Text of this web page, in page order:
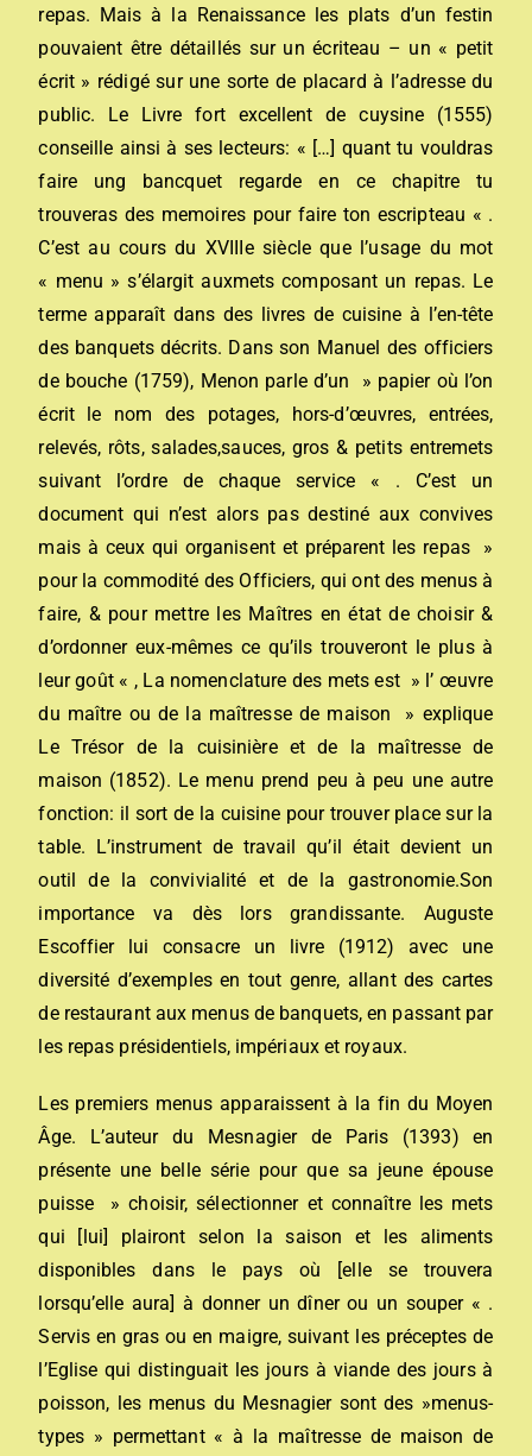
repas. Mais à la Renaissance les plats d’un festin
pouvaient être détaillés sur un écriteau – un « petit
écrit » rédigé sur une sorte de placard à l’adresse du
public. Le Livre fort excellent de cuysine (1555)
conseille ainsi à ses lecteurs: « […] quant tu vouldras
faire ung bancquet regarde en ce chapitre tu
trouveras des memoires pour faire ton escripteau « .
C’est au cours du XVIIIe siècle que l’usage du mot
« menu » s’élargit auxmets composant un repas. Le
terme apparaît dans des livres de cuisine à l’en-tête
des banquets décrits. Dans son Manuel des officiers
de bouche (1759), Menon parle d’un » papier où l’on
écrit le nom des potages, hors-d’œuvres, entrées,
relevés, rôts, salades,sauces, gros & petits entremets
suivant l’ordre de chaque service « . C’est un
document qui n’est alors pas destiné aux convives
mais à ceux qui organisent et préparent les repas »
pour la commodité des Officiers, qui ont des menus à
faire, & pour mettre les Maîtres en état de choisir &
d’ordonner eux-mêmes ce qu’ils trouveront le plus à
leur goût « , La nomenclature des mets est » l’ œuvre
du maître ou de la maîtresse de maison » explique
Le Trésor de la cuisinière et de la maîtresse de
maison (1852). Le menu prend peu à peu une autre
fonction: il sort de la cuisine pour trouver place sur la
table. L’instrument de travail qu’il était devient un
outil de la convivialité et de la gastronomie.Son
importance va dès lors grandissante. Auguste
Escoffier lui consacre un livre (1912) avec une
diversité d’exemples en tout genre, allant des cartes
de restaurant aux menus de banquets, en passant par
les repas présidentiels, impériaux et royaux.
Les premiers menus apparaissent à la fin du Moyen
Âge. L’auteur du Mesnagier de Paris (1393) en
présente une belle série pour que sa jeune épouse
puisse » choisir, sélectionner et connaître les mets
qui [lui] plairont selon la saison et les aliments
disponibles dans le pays où [elle se trouvera
lorsqu’elle aura] à donner un dîner ou un souper « .
Servis en gras ou en maigre, suivant les préceptes de
l’Eglise qui distinguait les jours à viande des jours à
poisson, les menus du Mesnagier sont des »menus-
types » permettant « à la maîtresse de maison de